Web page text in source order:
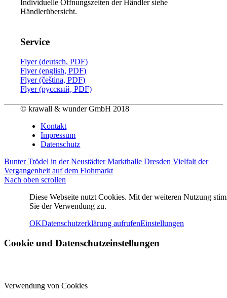
Individuelle Öffnungszeiten der Händler siehe
Händlerübersicht.
Service
Flyer (deutsch, PDF)
Flyer (english, PDF)
Flyer (čeština, PDF)
Flyer (русский, PDF)
© krawall & wunder GmbH 2018
Kontakt
Impressum
Datenschutz
Bunter Trödel in der Neustädter Markthalle Dresden Vielfalt der
Vergangenheit auf dem Flohmarkt
Nach oben scrollen
Diese Webseite nutzt Cookies. Mit der weiteren Nutzung
Sie der Verwendung zu.
OKDatenschutzerklärung aufrufenEinstellungen
Cookie und Datenschutzeinstellungen
Verwendung von Cookies